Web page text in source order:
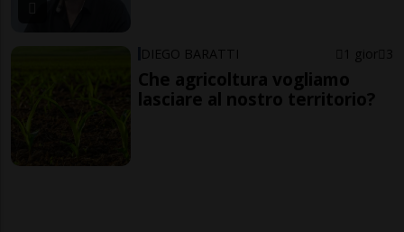
DIEGO BARATTI 1 gior 3
Che agricoltura vogliamo
lasciare al nostro territorio?